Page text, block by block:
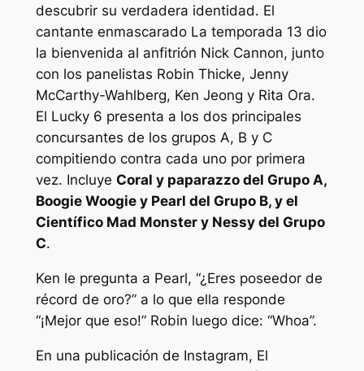
descubrir su verdadera identidad. El
cantante enmascarado La temporada 13 dio
la bienvenida al anfitrión Nick Cannon, junto
con los panelistas Robin Thicke, Jenny
McCarthy-Wahlberg, Ken Jeong y Rita Ora.
El Lucky 6 presenta a los dos principales
concursantes de los grupos A, B y C
compitiendo contra cada uno por primera
vez. Incluye Coral y paparazzo del Grupo A,
Boogie Woogie y Pearl del Grupo B, y el
Científico Mad Monster y Nessy del Grupo
C.
Ken le pregunta a Pearl, “¿Eres poseedor de
récord de oro?”a lo que ella responde
“¡Mejor que eso!”Robin luego dice: “Whoa”.
En una publicación de Instagram, El